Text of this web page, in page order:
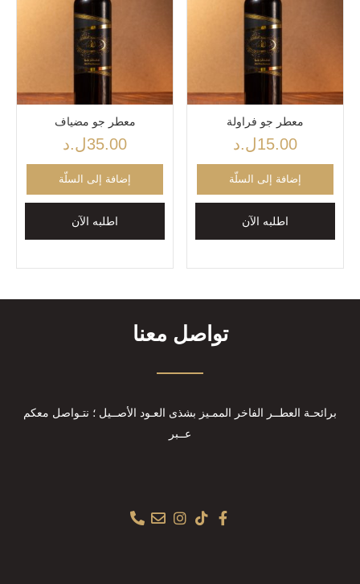
معطر جو فراولة
15.00ل.د
إضافة إلى السلّة
اطلبه الآن
معطر جو مضياف
35.00ل.د
إضافة إلى السلّة
اطلبه الآن
تواصل معنا
برائحـة العطــر الفاخر الممـيز بشذى العـود الأصــيل ؛ نتـواصل معكم
عــبر